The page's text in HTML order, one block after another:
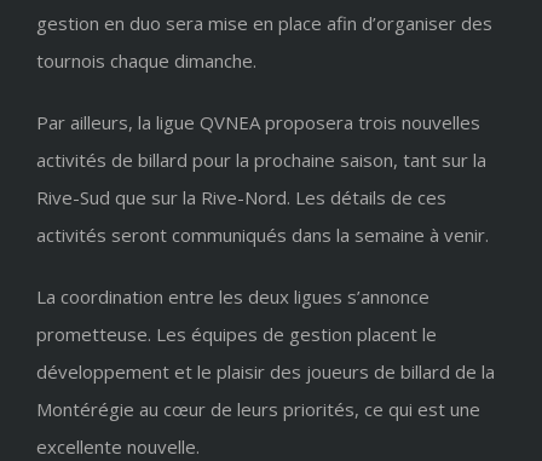
gestion en duo sera mise en place afin d’organiser des
tournois chaque dimanche.
Par ailleurs, la ligue QVNEA proposera trois nouvelles
activités de billard pour la prochaine saison, tant sur la
Rive-Sud que sur la Rive-Nord. Les détails de ces
activités seront communiqués dans la semaine à venir.
La coordination entre les deux ligues s’annonce
prometteuse. Les équipes de gestion placent le
développement et le plaisir des joueurs de billard de la
Montérégie au cœur de leurs priorités, ce qui est une
excellente nouvelle.